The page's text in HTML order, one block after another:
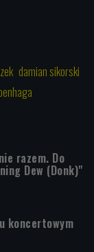
damian sikorski
razem. Do
Dew (Donk)"
koncertowym